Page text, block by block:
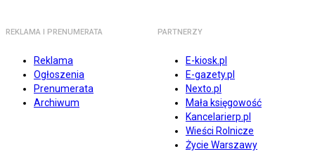
REKLAMA I PRENUMERATA
Reklama
Ogłoszenia
Prenumerata
Archiwum
PARTNERZY
E-kiosk.pl
E-gazety.pl
Nexto.pl
Mała księgowość
Kancelarierp.pl
Wieści Rolnicze
Życie Warszawy